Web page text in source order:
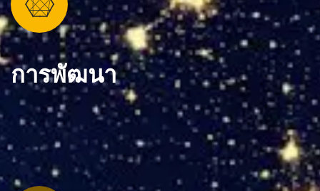
การพัฒนา